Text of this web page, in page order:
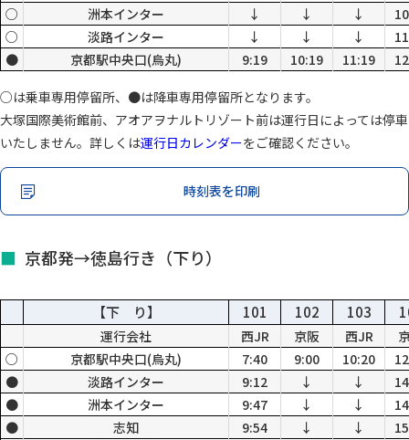
○
洲本インター ↓ ↓ ↓
○
淡路インター ↓ ↓ ↓
●
京都駅中央口(烏丸) 9:19 10:19 11:19
○は乗車専用停留所、●は降車専用停留所となります。
大塚国際美術館前、アオアヲナルトリゾート前は運行日によっては停車
いたしません。詳しくは運行日カレンダーをご確認ください。
時刻表を印刷
京都発→徳島行き（下り）
【下 り】 101 102 103
運行会社 西JR 京阪 西JR
○
京都駅中央口(烏丸) 7:40 9:00 10:20
●
淡路インター 9:12 ↓ ↓
●
洲本インター 9:47 ↓ ↓
●
志知 9:54 ↓ ↓